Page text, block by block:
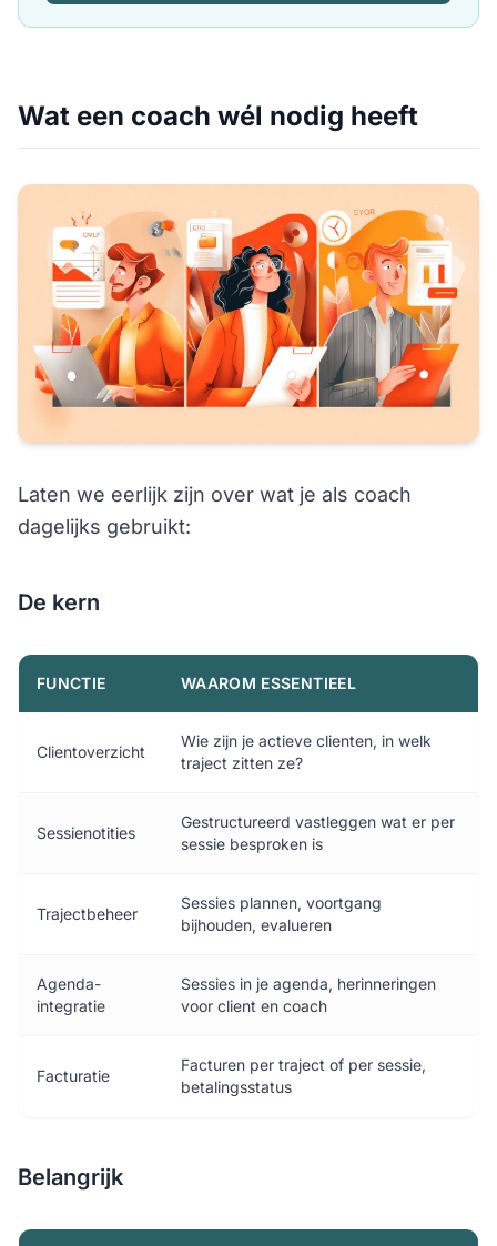
Wat een coach wél nodig heeft
Laten we eerlijk zijn over wat je als coach
dagelijks gebruikt:
De kern
FUNCTIE WAAROM ESSENTIEEL
Clientoverzicht
Wie zijn je actieve clienten, in welk
traject zitten ze?
Sessienotities
Gestructureerd vastleggen wat er per
sessie besproken is
Trajectbeheer
Sessies plannen, voortgang
bijhouden, evalueren
Agenda-
integratie
Sessies in je agenda, herinneringen
voor client en coach
Facturatie
Facturen per traject of per sessie,
betalingsstatus
Belangrijk